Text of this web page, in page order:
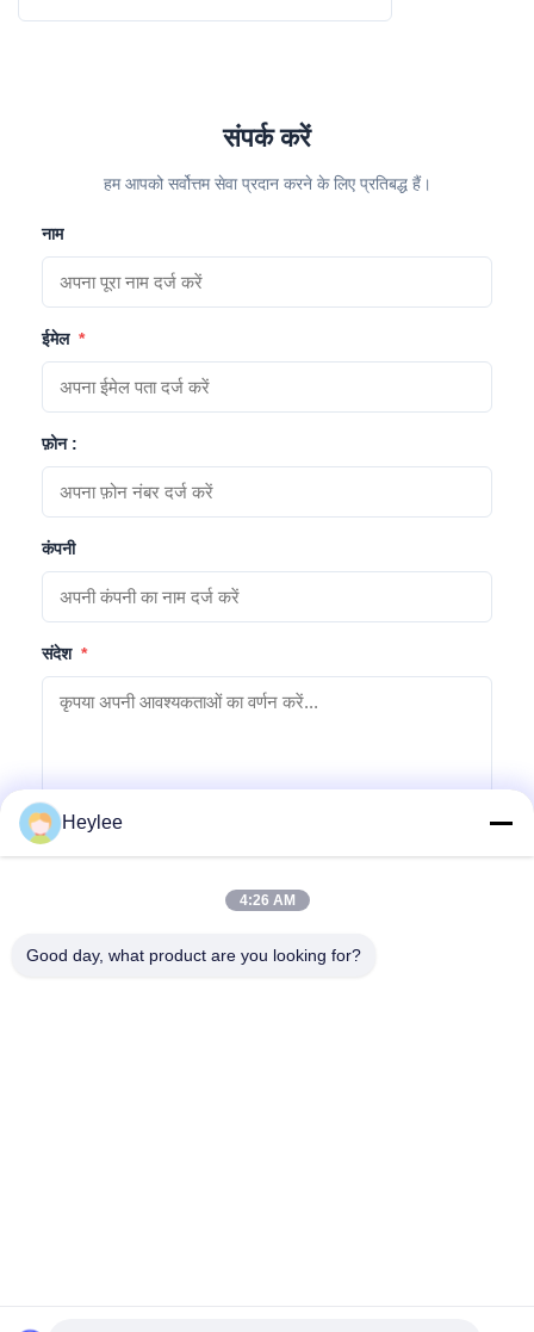
संपर्क करें
हम आपको सर्वोत्तम सेवा प्रदान करने के लिए प्रतिबद्ध हैं।
नाम
ईमेल *
फ़ोन :
कंपनी
संदेश *
Copyright © 2018-2026
Heylee
4:26 AM
Good day, what product are you looking for?